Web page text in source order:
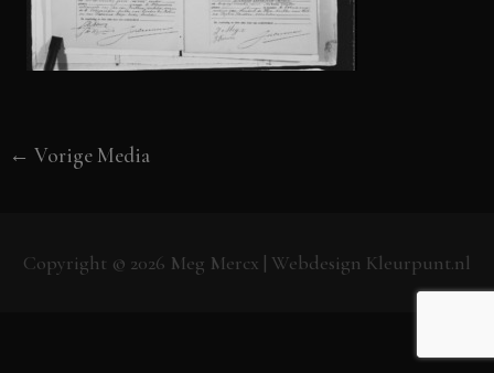
← Vorige Media
Copyright © 2026 Meg Mercx | Webdesign Kleurpunt.nl